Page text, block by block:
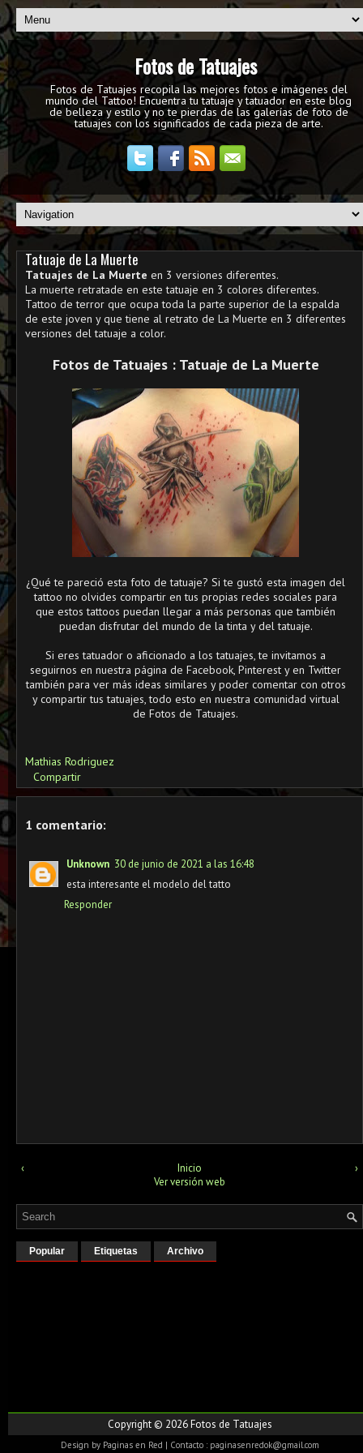
Fotos de Tatuajes
Fotos de Tatuajes recopila las mejores fotos e imágenes del
mundo del Tattoo! Encuentra tu tatuaje y tatuador en este blog
de belleza y estilo y no te pierdas de las galerías de foto de
tatuajes con los significados de cada pieza de arte.
Tatuaje de La Muerte
Tatuajes de La Muerte en 3 versiones diferentes.
La muerte retratade en este tatuaje en 3 colores diferentes.
Tattoo de terror que ocupa toda la parte superior de la espalda
de este joven y que tiene al retrato de La Muerte en 3 diferentes
versiones del tatuaje a color.
Fotos de Tatuajes : Tatuaje de La Muerte
¿Qué te pareció esta foto de tatuaje? Si te gustó esta imagen del
tattoo no olvides compartir en tus propias redes sociales para
que estos tattoos puedan llegar a más personas que también
puedan disfrutar del mundo de la tinta y del tatuaje.
Si eres tatuador o aficionado a los tatuajes, te invitamos a
seguirnos en nuestra página de Facebook, Pinterest y en Twitter
también para ver más ideas similares y poder comentar con otros
y compartir tus tatuajes, todo esto en nuestra comunidad virtual
de Fotos de Tatuajes.
Mathias Rodriguez
Compartir
1 comentario:
Unknown 30 de junio de 2021 a las 16:48
esta interesante el modelo del tatto
Responder
‹ ›
Inicio
Ver versión web
Popular Etiquetas Archivo
Copyright © 2026Fotos de Tatuajes
Design by Paginas en Red | Contacto : paginasenredok@gmail.com